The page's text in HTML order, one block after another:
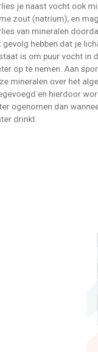
je naast vocht ook
zout (natrium), en
van mineralen
gevolg hebben dat je
is om puur vocht in
op te nemen. Aan
mineralen over het
en hierdoor
ogenomen dan
drinkt.